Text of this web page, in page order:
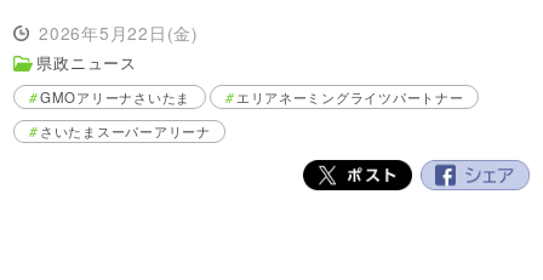
2026年5月22日(金)
県政ニュース
GMOアリーナさいたま
エリアネーミングライツパートナー
さいたまスーパーアリーナ